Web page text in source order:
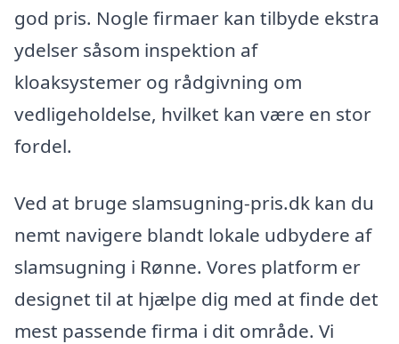
god pris. Nogle firmaer kan tilbyde ekstra
ydelser såsom inspektion af
kloaksystemer og rådgivning om
vedligeholdelse, hvilket kan være en stor
fordel.
Ved at bruge slamsugning-pris.dk kan du
nemt navigere blandt lokale udbydere af
slamsugning i Rønne. Vores platform er
designet til at hjælpe dig med at finde det
mest passende firma i dit område. Vi